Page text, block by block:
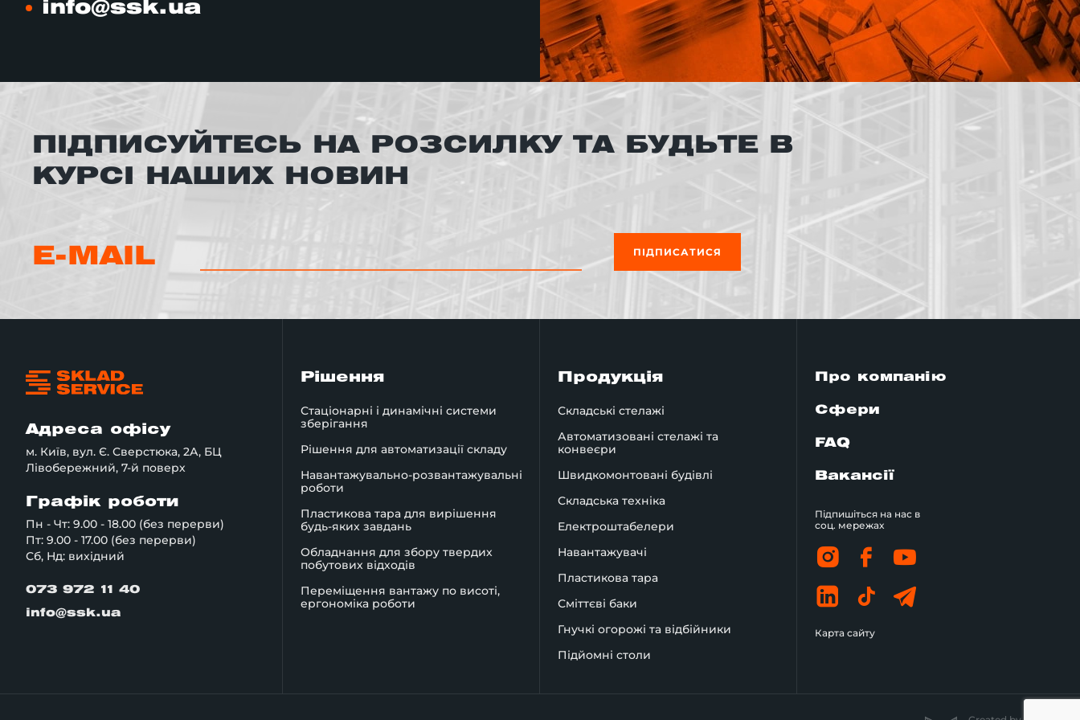
info@ssk.ua
ПІДПИСУЙТЕСЬ НА РОЗСИЛКУ ТА БУДЬТЕ В
КУРСІ НАШИХ НОВИН
E-MAIL ПІДПИСАТИСЯ
Адреса офісу
м. Київ, вул. Є. Сверстюка, 2А, БЦ
Лівобережний, 7-й поверх
Графік роботи
Пн - Чт: 9.00 - 18.00 (без перерви)
Пт: 9.00 - 17.00 (без перерви)
Сб, Нд: вихідний
073 972 11 40
info@ssk.ua
Рішення
Стаціонарні і динамічні системи
зберігання
Рішення для автоматизації складу
Навантажувально-розвантажувальні
роботи
Пластикова тара для вирішення
будь-яких завдань
Обладнання для збору твердих
побутових відходів
Переміщення вантажу по висоті,
ергономіка роботи
Продукція
Складські стелажі
Автоматизовані стелажі та
конвеєри
Швидкомонтовані будівлі
Складська техніка
Електроштабелери
Навантажувачі
Пластикова тара
Сміттєві баки
Гнучкі огорожі та відбійники
Підйомні столи
Про компанію
Сфери
FAQ
Вакансії
Підпишіться на нас в
соц. мережах
Карта сайту